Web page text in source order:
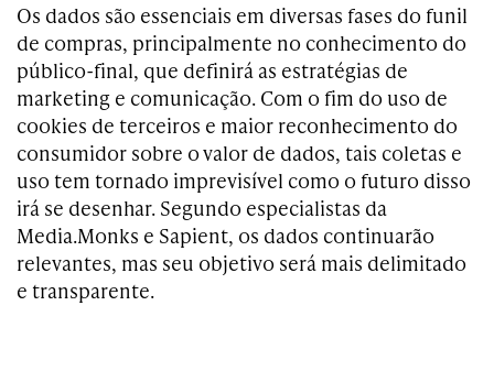
Os dados são essenciais em diversas fases do funil
de compras, principalmente no conhecimento do
público-final, que definirá as estratégias de
marketing e comunicação. Com o fim do uso de
cookies de terceiros e maior reconhecimento do
consumidor sobre o valor de dados, tais coletas e
uso tem tornado imprevisível como o futuro disso
irá se desenhar. Segundo especialistas da
Media.Monks e Sapient, os dados continuarão
relevantes, mas seu objetivo será mais delimitado
e transparente.